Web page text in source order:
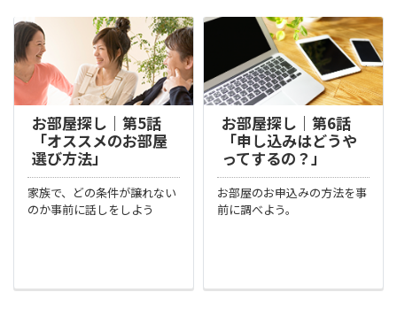
お部屋探し｜第5話
「オススメのお部屋
選び方法」
家族で、どの条件が譲れない
のか事前に話しをしよう
お部屋探し｜第6話
「申し込みはどうや
ってするの？」
お部屋のお申込みの方法を事
前に調べよう。